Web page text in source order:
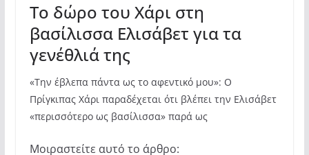
Το δώρο του Χάρι στη
βασίλισσα Ελισάβετ για τα
γενέθλιά της
«Την έβλεπα πάντα ως το αφεντικό μου»: Ο
Πρίγκιπας Χάρι παραδέχεται ότι βλέπει την Ελισάβετ
«περισσότερο ως βασίλισσα» παρά ως
Μοιραστείτε αυτό το άρθρο: